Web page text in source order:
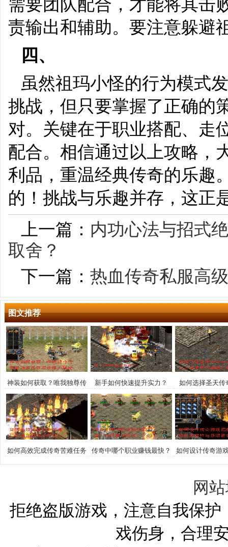
需要团队配合，才能将其击
责输出和辅助。要注意躲避
四、
虽然祖玛小怪的行为模式
挑战，但只要掌握了正确的
对。关键在于职业搭配、走
配合。相信通过以上攻略，
利品，重温经典传奇的乐趣
的！挑战与乐趣并存，这正
上一篇： 内功心法与招式
取舍？
下一篇： 热血传奇私服高
图文推荐
神装如何获取？唯我独尊传
奇最强装备获取攻略大揭秘
新手如何快速提升实力？
如何选择圣天传
业？玛法大陆至
登顶巅
如何高效完成传奇苦难任务
并获取顶级奖励？
传奇中哪个职业赚钱最快？
如何高效赚钱？
如何设计传奇游
的多样性与获
网
拒绝盗版游戏，注意自我保
戏伤身，合理